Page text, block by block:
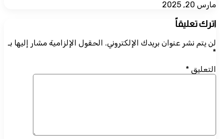
مارس 20, 2025
اترك تعليقاً
لن يتم نشر عنوان بريدك الإلكتروني. الحقول الإلزامية مشار إليها بـ
*
التعليق *